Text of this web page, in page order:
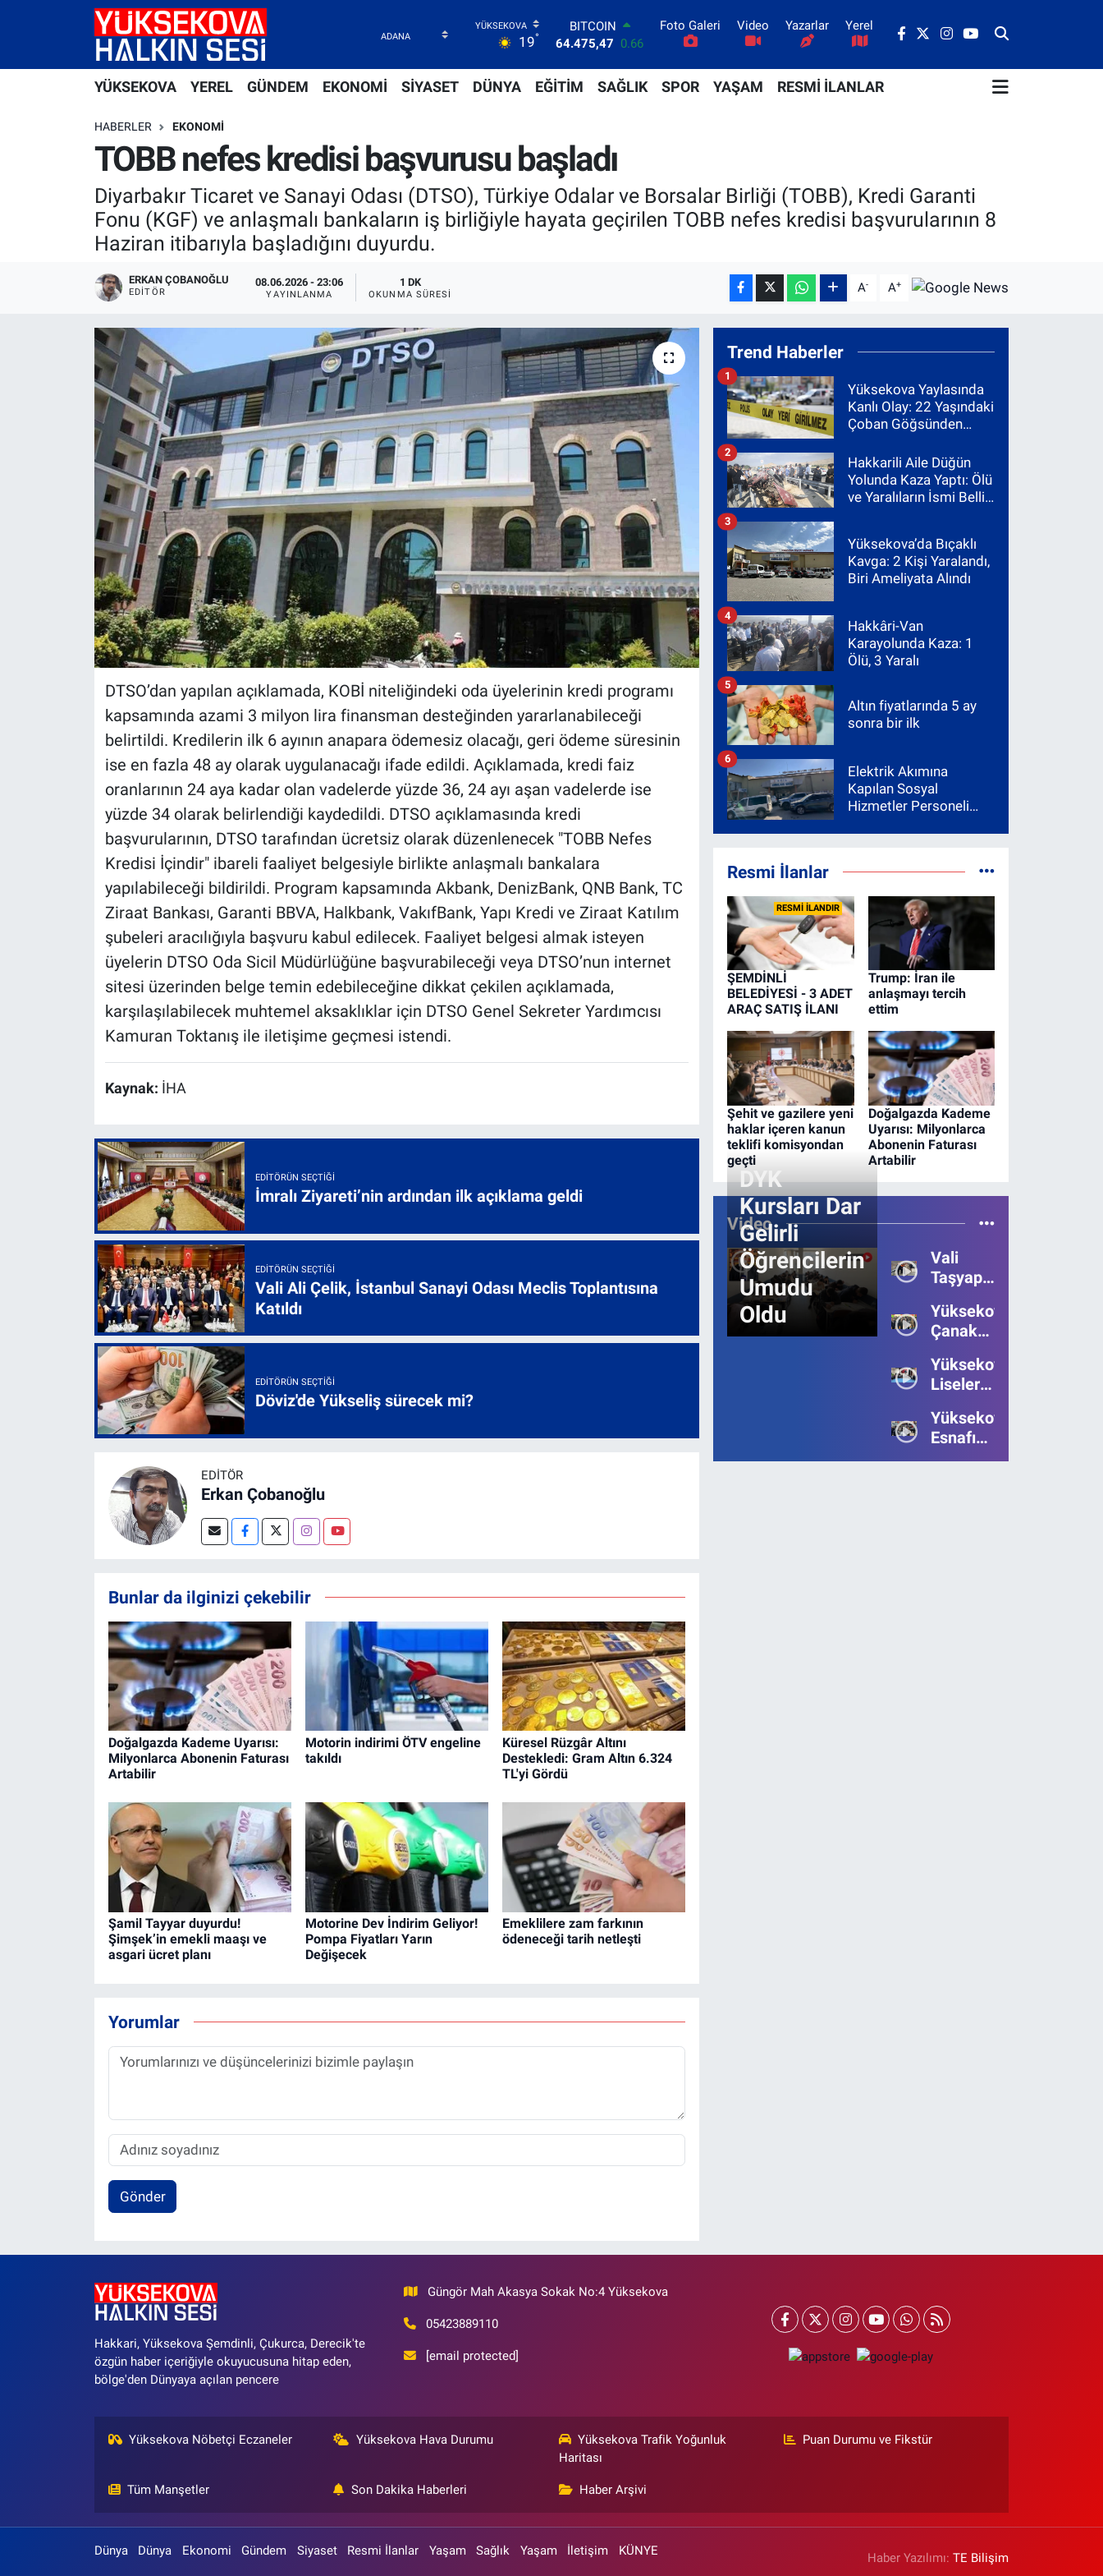
19°
DOLAR
47,5971
0.05
EURO
55,1336 0.18
6527.85
0.54
BİST100
13.703 0
Foto Galeri Video Yazarlar Yerel
YÜKSEKOVA YEREL GÜNDEM EKONOMİ SİYASET DÜNYA EĞİTİM SAĞLIK SPOR YAŞAM RESMİ İLANLAR
HABERLER EKONOMI
TOBB nefes kredisi başvurusu başladı
Diyarbakır Ticaret ve Sanayi Odası (DTSO), Türkiye Odalar ve Borsalar Birliği (TOBB), Kredi Garanti
Fonu (KGF) ve anlaşmalı bankaların iş birliğiyle hayata geçirilen TOBB nefes kredisi başvurularının 8
Haziran itibarıyla başladığını duyurdu.
ERKAN ÇOBANOĞLU
EDITÖR
08.06.2026 - 23:06
YAYINLANMA
1 DK
OKUNMA SÜRESI A- A+
DTSO’dan yapılan açıklamada, KOBİ niteliğindeki oda üyelerinin kredi programı
kapsamında azami 3 milyon lira finansman desteğinden yararlanabileceği
belirtildi. Kredilerin ilk 6 ayının anapara ödemesiz olacağı, geri ödeme süresinin
ise en fazla 48 ay olarak uygulanacağı ifade edildi. Açıklamada, kredi faiz
oranlarının 24 aya kadar olan vadelerde yüzde 36, 24 ayı aşan vadelerde ise
yüzde 34 olarak belirlendiği kaydedildi. DTSO açıklamasında kredi
başvurularının, DTSO tarafından ücretsiz olarak düzenlenecek "TOBB Nefes
Kredisi İçindir" ibareli faaliyet belgesiyle birlikte anlaşmalı bankalara
yapılabileceği bildirildi. Program kapsamında Akbank, DenizBank, QNB Bank, TC
Ziraat Bankası, Garanti BBVA, Halkbank, VakıfBank, Yapı Kredi ve Ziraat Katılım
şubeleri aracılığıyla başvuru kabul edilecek. Faaliyet belgesi almak isteyen
üyelerin DTSO Oda Sicil Müdürlüğüne başvurabileceği veya DTSO’nun internet
sitesi üzerinden belge temin edebileceğine dikkat çekilen açıklamada,
karşılaşılabilecek muhtemel aksaklıklar için DTSO Genel Sekreter Yardımcısı
Kamuran Toktanış ile iletişime geçmesi istendi.
Kaynak: İHA
EDITÖRÜN SEÇTIĞI
İmralı Ziyareti’nin ardından ilk açıklama geldi
EDITÖRÜN SEÇTIĞI
Vali Ali Çelik, İstanbul Sanayi Odası Meclis Toplantısına
Katıldı
EDITÖRÜN SEÇTIĞI
Döviz'de Yükseliş sürecek mi?
EDITÖR
Erkan Çobanoğlu
Bunlar da ilginizi çekebilir
Doğalgazda Kademe Uyarısı:
Milyonlarca Abonenin Faturası
Artabilir
Motorin indirimi ÖTV engeline
takıldı
Küresel Rüzgâr Altını
Destekledi: Gram Altın 6.324
TL'yi Gördü
Şamil Tayyar duyurdu!
Şimşek’in emekli maaşı ve
asgari ücret planı
Motorine Dev İndirim Geliyor!
Pompa Fiyatları Yarın
Değişecek
Emeklilere zam farkının
ödeneceği tarih netleşti
Yorumlar
Gönder
Trend Haberler
Yüksekova Yaylasında
Kanlı Olay: 22 Yaşındaki
Çoban Göğsünden
1
Hakkarili Aile Düğün
Yolunda Kaza Yaptı: Ölü
ve Yaralıların İsmi Belli
2
Yüksekova’da Bıçaklı
Kavga: 2 Kişi Yaralandı,
Biri Ameliyata Alındı
3
Hakkâri-Van
Karayolunda Kaza: 1
Ölü, 3 Yaralı
4
Altın fiyatlarında 5 ay
sonra bir ilk
5
Elektrik Akımına
Kapılan Sosyal
Hizmetler Personeli
6
Resmi İlanlar
RESMİ İLANDIR
ŞEMDİNLİ
BELEDİYESİ - 3 ADET
ARAÇ SATIŞ İLANI
Trump: İran ile
anlaşmayı tercih
ettim
Şehit ve gazilere yeni
haklar içeren kanun
teklifi komisyondan
geçti
Doğalgazda Kademe
Uyarısı: Milyonlarca
Abonenin Faturası
Artabilir
Video
DYK
Kursları Dar
Gelirli
Öğrencilerin
Umudu
Oldu
Vali
Taşyapan,
Bölgesinde
İncelemelerde
Bulundu
Yüksekova’da
Çanakkale
111.Yılı
Kutlandı
Yüksekova’da
Liseler
Bilgi
Yarışmasının
Birincisi
Yüksekova
Esnafı
Bayrama
Hakkari, Yüksekova Şemdinli, Çukurca, Derecik'te
özgün haber içeriğiyle okuyucusuna hitap eden,
bölge'den Dünyaya açılan pencere
Güngör Mah Akasya Sokak No:4 Yüksekova
05423889110
[email protected]
Yüksekova Nöbetçi Eczaneler Yüksekova Hava Durumu
Yüksekova Trafik Yoğunluk
Haritası
Puan Durumu ve Fikstür
Tüm Manşetler Son Dakika Haberleri Haber Arşivi
Dünya Dünya Ekonomi Gündem Siyaset Resmi İlanlar Yaşam Sağlık Yaşam İletişim KÜNYE Haber Yazılımı:TE Bilişim
Yüksekova Nöbetçi Eczaneler
Yüksekova Trafik Yoğunluk Haritası
Süper Lig Puan Durumu ve Fikstür
Tüm Manşetler
Son Dakika Haberleri